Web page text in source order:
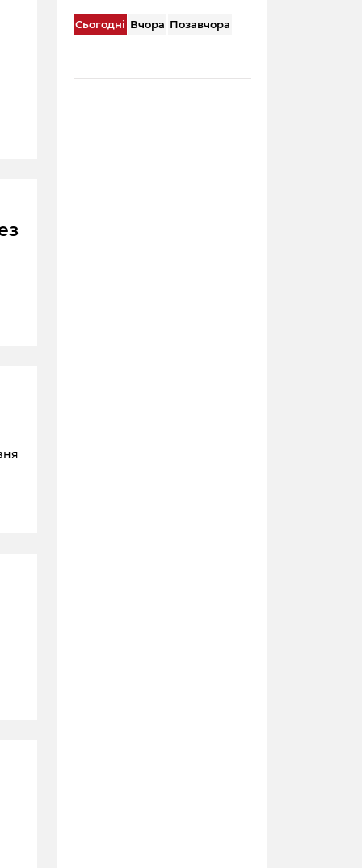
Сьогодні Вчора Позавчора